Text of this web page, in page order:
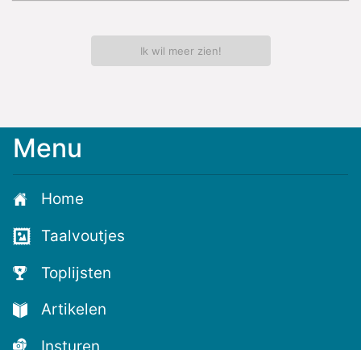
Ik wil meer zien!
Menu
Home
Taalvoutjes
Toplijsten
Artikelen
Insturen